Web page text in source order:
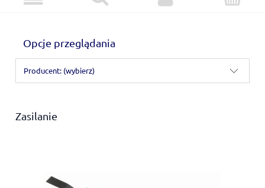
Opcje przeglądania
Producent: (wybierz)
Zasilanie